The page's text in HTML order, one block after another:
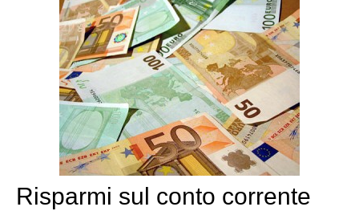
Risparmi sul conto corrente